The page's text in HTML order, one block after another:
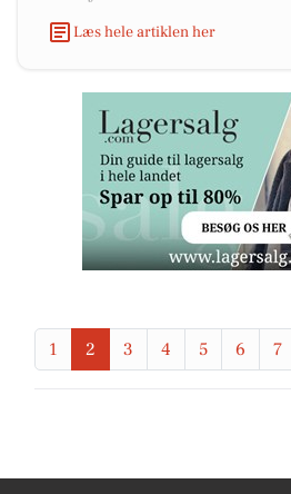
Læs hele artiklen her
1 2 3 4 5 6 7